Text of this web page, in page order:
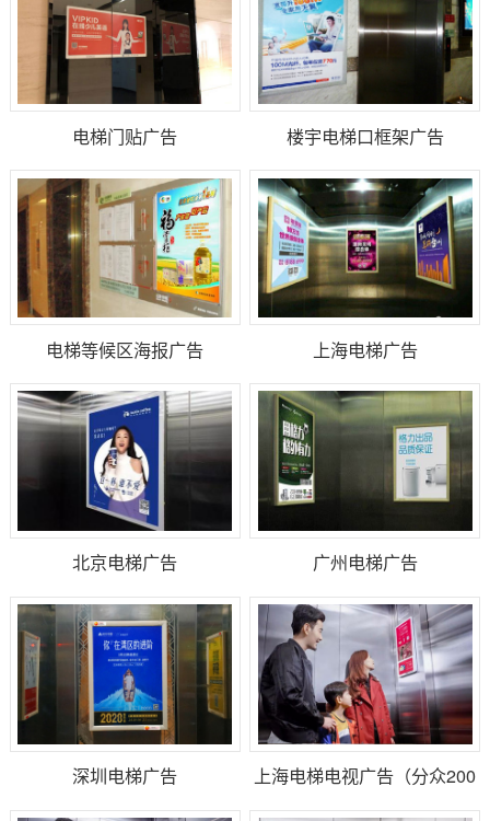
电梯门贴广告 楼宇电梯口框架广告
电梯等候区海报广告 上海电梯广告
北京电梯广告 广州电梯广告
深圳电梯广告
上海电梯电视广告（分众200